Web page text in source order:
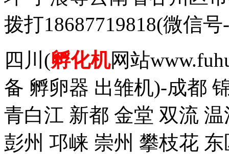
拨打18687719818(微信
四川(孵化机网站
备 孵卵器 出雏机)-成都
青白江 新都 金堂 双流
彭州 邛崃 崇州 攀枝花